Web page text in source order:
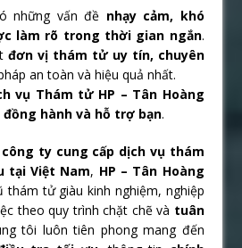
những vấn đề nhạy cảm, khó
làm rõ trong thời gian ngắn.
đơn vị thám tử uy tín, chuyên
an toàn và hiệu quả nhất.
vụ Thám tử HP – Tân Hoàng
đồng hành và hỗ trợ bạn.
công ty cung cấp dịch vụ thám
tại Việt Nam, HP – Tân Hoàng
thám tử giàu kinh nghiệm, nghiệp
theo quy trình chặt chẽ và tuân
tôi luôn tiên phong mang đến